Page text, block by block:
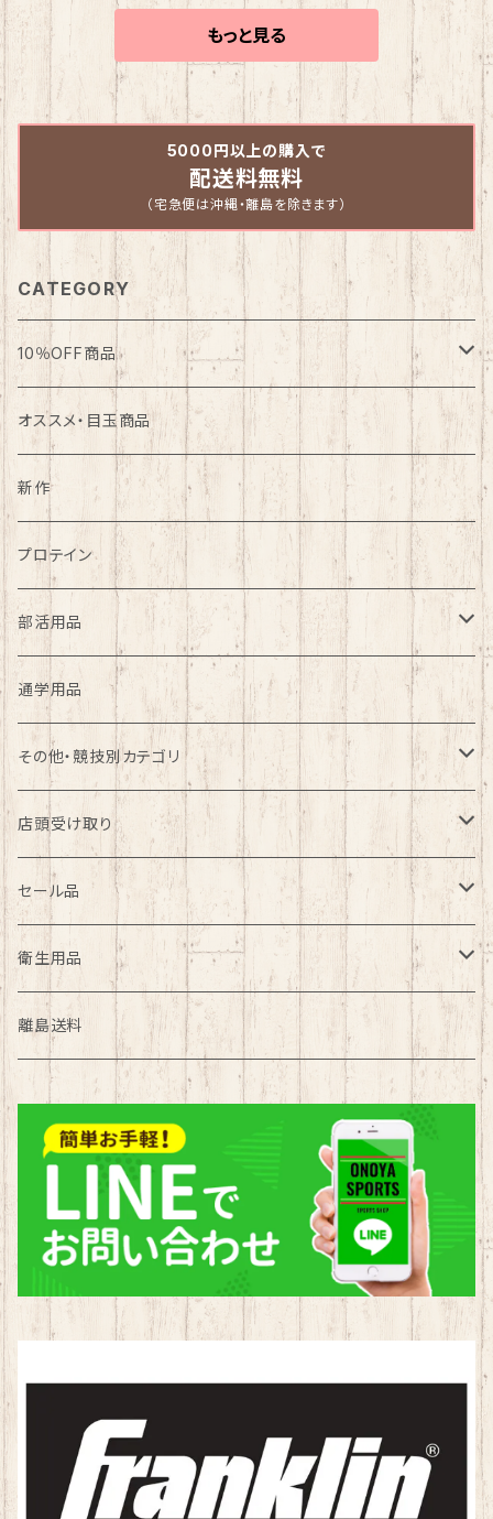
クス バスケット
クス バスケット
ボール プラクテ
ィスシャツ
クス バスケット
ボール プラクテ
ィスシャツ
もっと見る
5000円以上の購入で
配送料無料
（宅急便は沖縄・離島を除きます）
CATEGORY
10％OFF商品
バスケット
野球
大特価グラブ特集
アウトドア
ファッション
オススメ・目玉商品
新作
プロテイン
部活用品
バレーボール部
ソフトテニス部
バドミントン部
サッカー部
バスケ部
陸上部
ソフトボール部
ハンドボール部
水泳部
通学用品
その他・競技別カテゴリ
バレーボール
テニス
バドミントン
サッカー
陸上
野球
ソフトボール
ランニング
店頭受け取り
野球
バレーボール
ソフトテニス
バドミントン
サッカー
バスケ
陸上
ハンドボール
セール品
野球
バスケットボール
バレーボール
水泳
ラグビー
ランニング
衛生用品
マスク
離島送料